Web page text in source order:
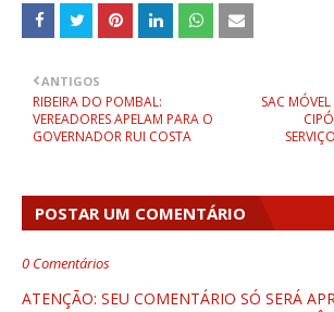
SAC
ANTIGOS
RIBEIRA DO POMBAL:
VEREADORES APELAM PARA O
GOVERNADOR RUI COSTA
POSTAR UM COMENTÁRIO
0 Comentários
ATENÇÃO: SEU COMENTÁRIO SÓ SERÁ